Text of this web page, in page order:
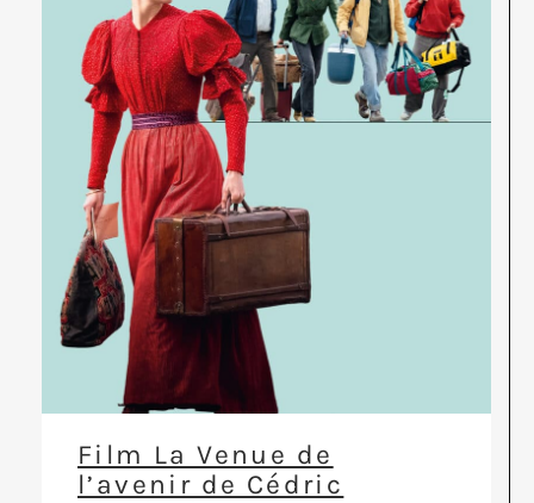
Film La Venue de
l’avenir de Cédric